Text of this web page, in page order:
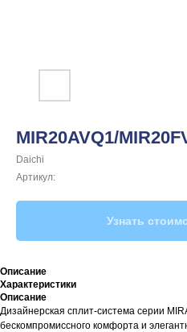
MIR20AVQ1/
Daichi
Артикул:
Узнать
Описание
Характеристики
Описание
Дизайнерская сплит-система серии
бескомпромиссного комфорта и